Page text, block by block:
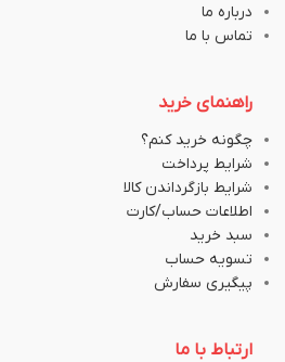
درباره ما
تماس با ما
راهنمای خرید
چگونه خرید کنم؟
شرایط پرداخت
شرایط بازگرداندن کالا
اطلاعات حساب/کارت
سبد خرید
تسویه حساب
پیگیری سفارش
ارتباط با ما